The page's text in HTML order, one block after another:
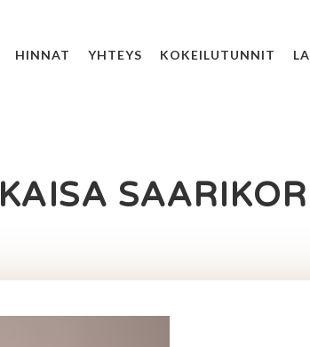
HINNAT YHTEYS KOKEILUTUNNIT
KAISA